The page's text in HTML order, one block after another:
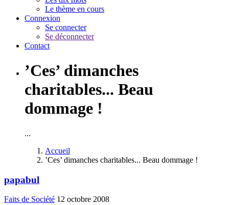
Le thème en cours
Connexion
Se connecter
Se déconnecter
Contact
’Ces’ dimanches
charitables... Beau
dommage !
...
Accueil
’Ces’ dimanches charitables... Beau dommage !
papabul
Faits de Société 12 octobre 2008